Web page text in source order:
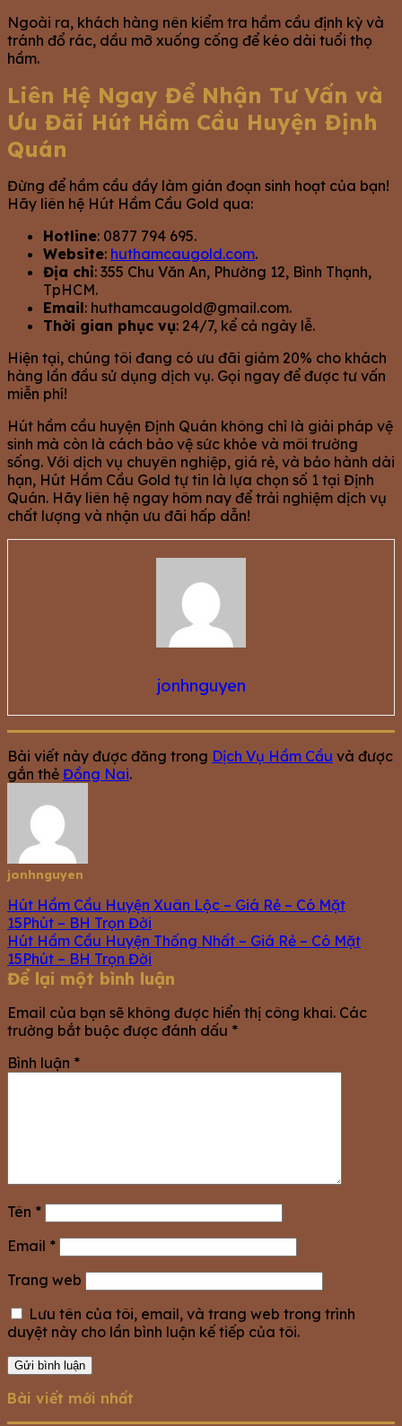
Ngoài ra, khách hàng nên kiểm tra hầm cầu định kỳ và
tránh đổ rác, dầu mỡ xuống cống để kéo dài tuổi thọ
hầm.
Liên Hệ Ngay Để Nhận Tư Vấn và
Ưu Đãi Hút Hầm Cầu Huyện Định
Quán
Đừng để hầm cầu đầy làm gián đoạn sinh hoạt của bạn!
Hãy liên hệ Hút Hầm Cầu Gold qua:
Hotline: 0877 794 695.
Website: huthamcaugold.com.
Địa chỉ: 355 Chu Văn An, Phường 12, Bình Thạnh,
TpHCM.
Email: huthamcaugold@gmail.com.
Thời gian phục vụ: 24/7, kể cả ngày lễ.
Hiện tại, chúng tôi đang có ưu đãi giảm 20% cho khách
hàng lần đầu sử dụng dịch vụ. Gọi ngay để được tư vấn
miễn phí!
Hút hầm cầu huyện Định Quán không chỉ là giải pháp vệ
sinh mà còn là cách bảo vệ sức khỏe và môi trường
sống. Với dịch vụ chuyên nghiệp, giá rẻ, và bảo hành dài
hạn, Hút Hầm Cầu Gold tự tin là lựa chọn số 1 tại Định
Quán. Hãy liên hệ ngay hôm nay để trải nghiệm dịch vụ
chất lượng và nhận ưu đãi hấp dẫn!
jonhnguyen
Bài viết này được đăng trong Dịch Vụ Hầm Cầu và được
gắn thẻ Đồng Nai.
jonhnguyen
Hút Hầm Cầu Huyện Xuân Lộc – Giá Rẻ – Có Mặt
15Phút – BH Trọn Đời
Hút Hầm Cầu Huyện Thống Nhất – Giá Rẻ – Có Mặt
15Phút – BH Trọn Đời
Để lại một bình luận
Email của bạn sẽ không được hiển thị công khai. Các
trường bắt buộc được đánh dấu *
Bình luận *
Tên *
Email *
Trang web
Lưu tên của tôi, email, và trang web trong trình
duyệt này cho lần bình luận kế tiếp của tôi.
Bài viết mới nhất